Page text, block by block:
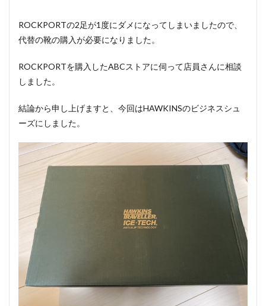
ROCKPORTの2足が1度にダメになってしまいましたので、
代替の靴の購入が必要になりました。
ROCKPORTを購入したABCストアに伺って店員さんに相談
しました。
結論から申し上げますと、今回はHAWKINSのビジネスシュ
ーズにしました。